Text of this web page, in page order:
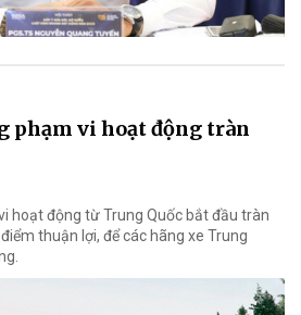
phạm vi hoạt động tràn
hoạt động từ Trung Quốc bắt đầu tràn
thuận lợi, để các hãng xe Trung